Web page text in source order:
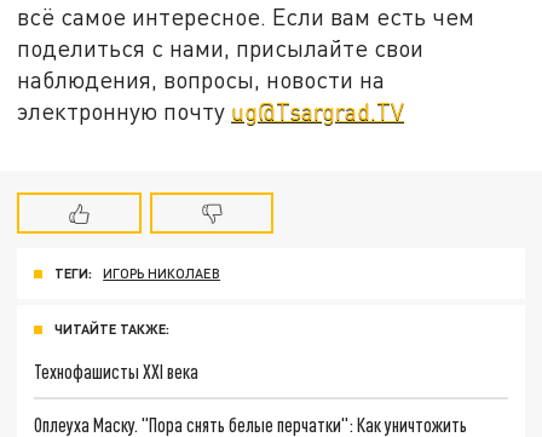
всё самое интересное. Если вам есть чем
поделиться с нами, присылайте свои
наблюдения, вопросы, новости на
электронную почту ug@Tsargrad.TV
ТЕГИ: ИГОРЬ НИКОЛАЕВ
ЧИТАЙТЕ ТАКЖЕ:
Технофашисты XXI века
Оплеуха Маску. "Пора снять белые перчатки": Как уничтожить